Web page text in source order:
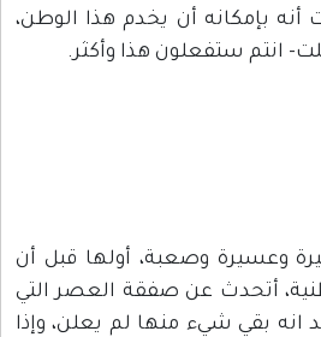
أنه بإمكانه أن يخدم هذا الوطن،
انتم ستفعلون هذا وأكثر.
وعسيرة وصعبة، أولها قبل أن
أتحدث عن صفقة العصر التي
انه بقي شيء منها لم يعلن، وإذا